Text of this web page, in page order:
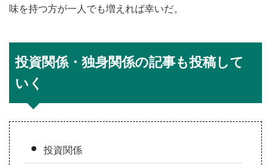
味を持つ方が一人でも増えれば幸いだ。
投資関係・独身関係の記事も投稿して
いく
投資関係